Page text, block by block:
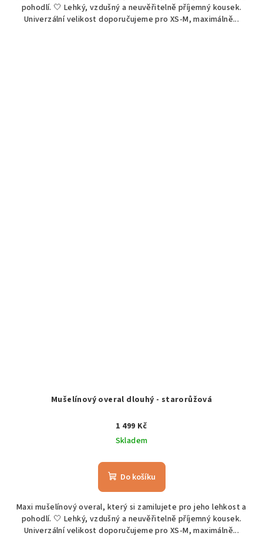
pohodlí. 🤍 Lehký, vzdušný a neuvěřitelně příjemný kousek.
Univerzální velikost doporučujeme pro XS-M, maximálně...
Mušelínový overal dlouhý - starorůžová
1 499 Kč
Skladem
Do košíku
Maxi mušelínový overal, který si zamilujete pro jeho lehkost a
pohodlí. 🤍 Lehký, vzdušný a neuvěřitelně příjemný kousek.
Univerzální velikost doporučujeme pro XS-M, maximálně...